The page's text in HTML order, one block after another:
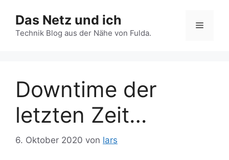
Inhalt
springen
Das Netz und ich
Technik Blog aus der Nähe von Fulda.
Menü
Downtime der
letzten Zeit…
6. Oktober 2020 von lars